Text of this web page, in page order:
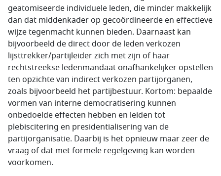
geatomiseerde individuele leden, die minder makkelijk
dan dat middenkader op gecoördineerde en effectieve
wijze tegenmacht kunnen bieden. Daarnaast kan
bijvoorbeeld de direct door de leden verkozen
lijsttrekker/partijleider zich met zijn of haar
rechtstreekse ledenmandaat onafhankelijker opstellen
ten opzichte van indirect verkozen partijorganen,
zoals bijvoorbeeld het partijbestuur. Kortom: bepaalde
vormen van interne democratisering kunnen
onbedoelde effecten hebben en leiden tot
plebiscitering en presidentialisering van de
partijorganisatie. Daarbij is het opnieuw maar zeer de
vraag of dat met formele regelgeving kan worden
voorkomen.